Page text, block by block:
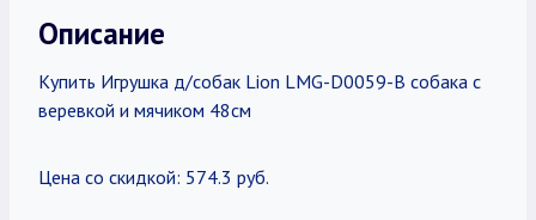
Описание
Купить Игрушка д/собак Lion LMG-D0059-B собака с
веревкой и мячиком 48см
Цена со скидкой: 574.3 руб.